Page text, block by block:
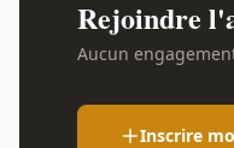
Rejoindre
Aucun
Inscrire